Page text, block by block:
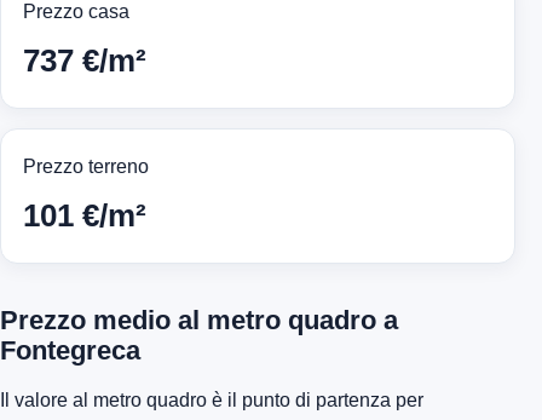
Prezzo casa
737 €/m²
Prezzo terreno
101 €/m²
Prezzo medio al metro quadro a
Fontegreca
Il valore al metro quadro è il punto di partenza per